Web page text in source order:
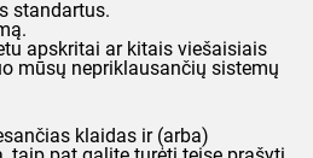
standartus.
apskritai ar kitais viešaisiais
mūsų nepriklausančių sistemų
klaidas ir (arba)